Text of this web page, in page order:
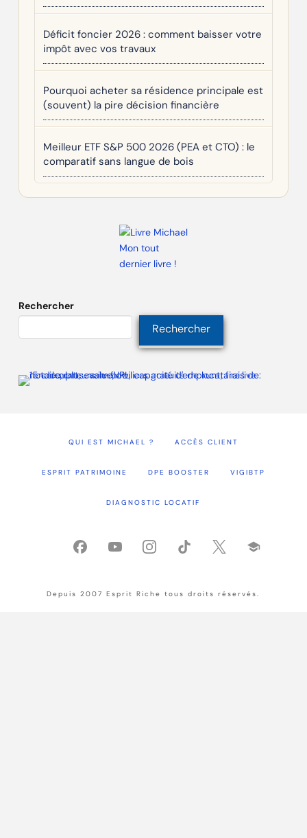
Déficit foncier 2026 : comment baisser votre
impôt avec vos travaux
Pourquoi acheter sa résidence principale est
(souvent) la pire décision financière
Meilleur ETF S&P 500 2026 (PEA et CTO) : le
comparatif sans langue de bois
Mon tout
dernier livre !
Rechercher
Rechercher
QUI EST MICHAEL ? ACCÈS CLIENT
ESPRIT PATRIMOINE DPE BOOSTER VIGIBTP
DIAGNOSTIC LOCATIF
Depuis 2007 Esprit Riche tous droits réservés.